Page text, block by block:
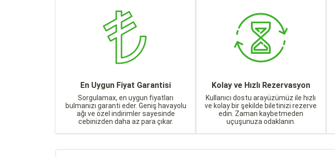
En Uygun Fiyat Garantisi
Sorgulamax, en uygun fiyatları
bulmanızı garanti eder. Geniş havayolu
ağı ve özel indirimler sayesinde
cebinizden daha az para çıkar.
Kolay ve Hızlı Rezervasyon
Kullanıcı dostu arayüzümüz ile hızlı
ve kolay bir şekilde biletinizi rezerve
edin. Zaman kaybetmeden
uçuşunuza odaklanın.